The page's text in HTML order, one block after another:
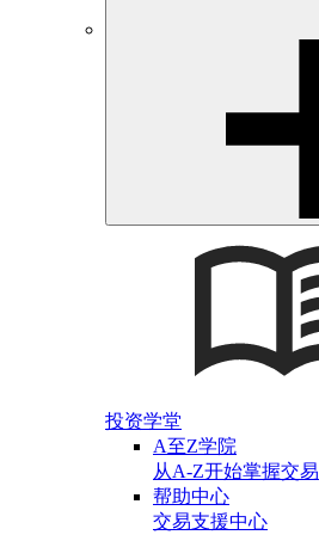
投资学堂
A至Z学院
从A-Z开始掌握交易
帮助中心
交易支援中心